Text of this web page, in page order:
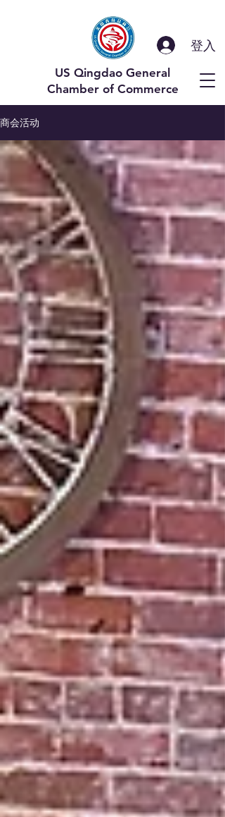
登入
US Qingdao General
Chamber of Commerce
商会活动